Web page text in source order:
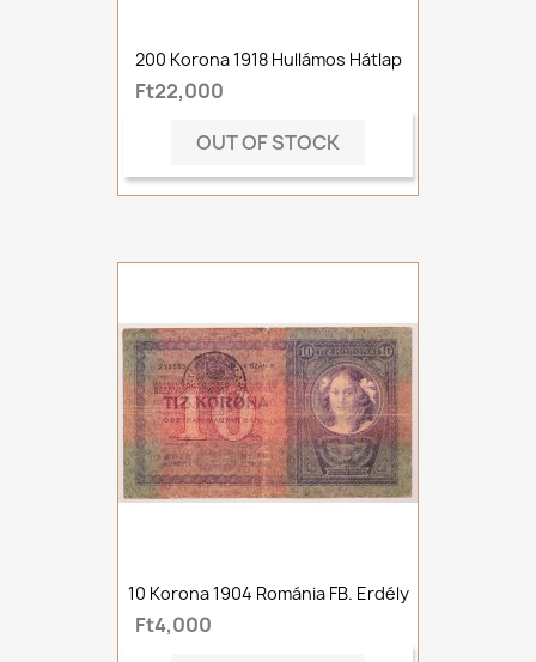
200 Korona 1918 Hullámos Hátlap
Ft22,000
OUT OF STOCK
10 Korona 1904 Románia FB. Erdély
Ft4,000